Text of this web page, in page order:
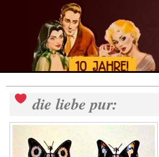
die liebe pur: